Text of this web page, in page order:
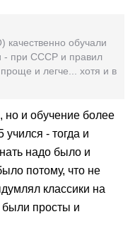
обучали
- при СССР и правил
и легче... хотя и в
и обучение более
- тогда и
надо было и
потому, что не
классики на
были просты и